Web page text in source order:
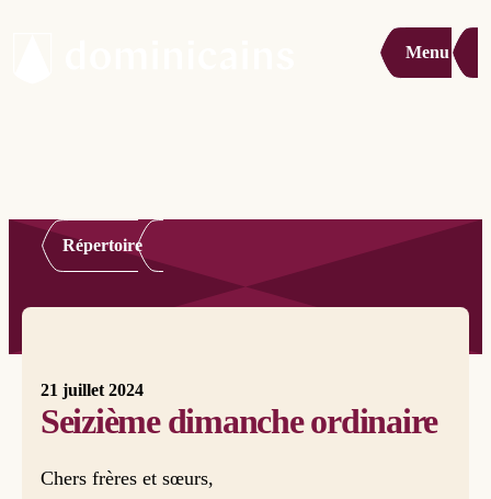
Menu
Répertoire
21 juillet 2024
Seizième dimanche ordinaire
Chers frères et sœurs,